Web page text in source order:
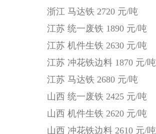
浙江 马达铁 2720 元/吨
江苏 统一废铁 1890 元/吨
江苏 机件生铁 2630 元/吨
江苏 冲花铁边料 1870 元/吨
江苏 马达铁 2680 元/吨
山西 统一废铁 2425 元/吨
山西 机件生铁 2620 元/吨
山西 冲花铁边料 2610 元/吨